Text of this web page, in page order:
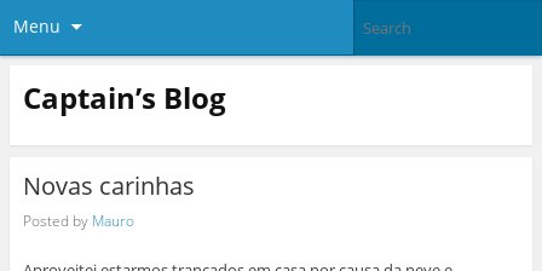
Menu
Captain’s Blog
Novas carinhas
Posted by Mauro